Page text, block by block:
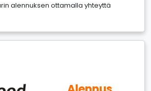
alennuksen ottamalla yhteyttä